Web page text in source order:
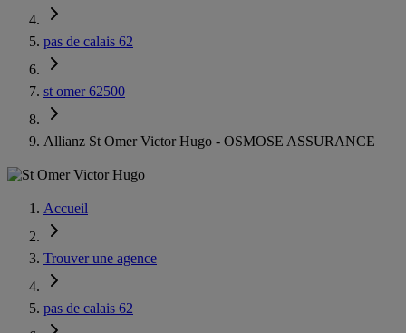
pas de calais 62
st omer 62500
Allianz St Omer Victor Hugo - OSMOSE ASSURANCE
Accueil
Trouver une agence
pas de calais 62